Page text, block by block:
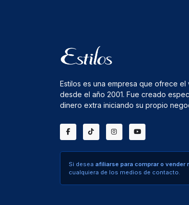
Estilos es una empresa que ofrece
desde el año 2001. Fue creado
dinero extra iniciando su propio
Si desea afiliarse para comprar o vender
cualquiera de los medios de contacto.